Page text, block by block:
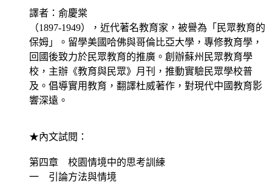
譯者：俞慶棠
（1897-1949），近代著名教育家，被譽為「民眾教育的
保姆」。留學美國哈佛與哥倫比亞大學，專修教育學，
回國後致力於民眾教育的推廣。創辦蘇州民眾教育學
校，主辦《教育與民眾》月刊，推動實驗民眾學校普
及。倡導實用教育，翻譯杜威著作，對現代中國教育影
響深遠。
★內文試閱：
第四章 校園情境中的思考訓練
一 引論方法與情境